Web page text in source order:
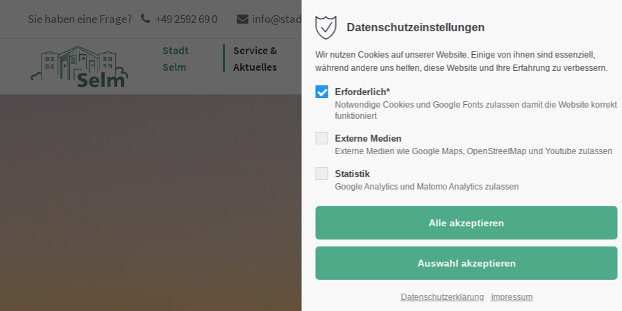
Sie haben eine Frage? +49 2592 69 0 info@stadtselm.de
Stadt
Selm
Service &
Aktuelles
Rathaus &
Bürgerthemen
Bauen &
Wirtschaft
Umwelt &
Klimaschutz
Datenschutzeinstellungen
Wir nutzen Cookies auf unserer Website. Einige von ihnen sind essenziell,
während andere uns helfen, diese Website und Ihre Erfahrung zu verbessern.
Erforderlich*
Notwendige Cookies und Google Fonts zulassen damit die Website korrekt
funktioniert
Externe Medien
Externe Medien wie Google Maps, OpenStreetMap und Youtube zulassen
Statistik
Google Analytics und Matomo Analytics zulassen
Datenschutzerklärung Impressum